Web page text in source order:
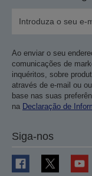
Ao enviar o seu
comunicações de
inquéritos, sobre
através de e-mail ou
base nas suas
na Declaração de
Siga-nos